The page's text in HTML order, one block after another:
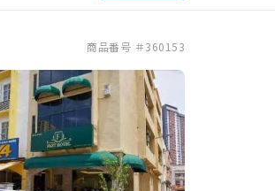
商品番号 ＃360153